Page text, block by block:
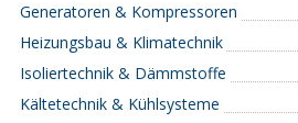
Generatoren & Kompressoren
Heizungsbau & Klimatechnik
Isoliertechnik & Dämmstoffe
Kältetechnik & Kühlsysteme